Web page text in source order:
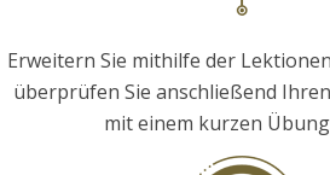
Erweitern Sie mithilfe der
überprüfen Sie anschließend
mit einem kurzen